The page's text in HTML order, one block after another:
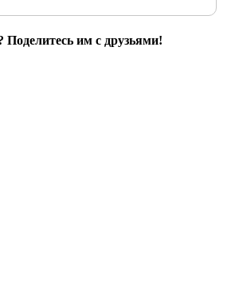
Поделитесь им с друзьями!